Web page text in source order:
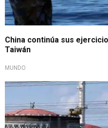
China continúa sus
Taiwán
MUNDO